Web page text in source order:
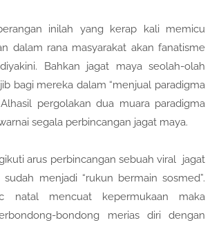
inilah yang kerap kali memicu
dalam rana masyarakat akan fanatisme
Bahkan jagat maya seolah-olah
bagi mereka dalam “menjual paradigma
pergolakan dua muara paradigma
segala perbincangan jagat maya.
arus perbincangan sebuah viral jagat
menjadi “rukun bermain sosmed”.
natal mencuat kepermukaan maka
bondong merias diri dengan